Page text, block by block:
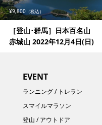
¥9,800 （税込）
［登山･群馬］日本百名山
赤城山 2022年12月4日(日)
EVENT
ランニング / トレラン
スマイルマラソン
登山 / アウトドア